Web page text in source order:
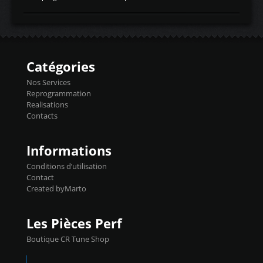
d'admissiontemp ex. pour atmo -30- 80°C
temperaturetemperature ldr moteurtemp
Injecteurs + Flashpro 1370€ TTC Le
précise et performante. Vous pourrez
basculer de la carto sans plomb à Ethanol à
l'aide du flashpro OPTION ECONOMIQUES
Reprog SP 98 sur le calculateur d'origine
450€ TTC Un gain d'environ 10cv et 15nm
Catégories
Nos Services
Reprogrammation
Realisations
Contacts
Informations
Conditions d’utilisation
Contact
Created byMarto
Les Pièces Perf
Boutique CR Tune Shop